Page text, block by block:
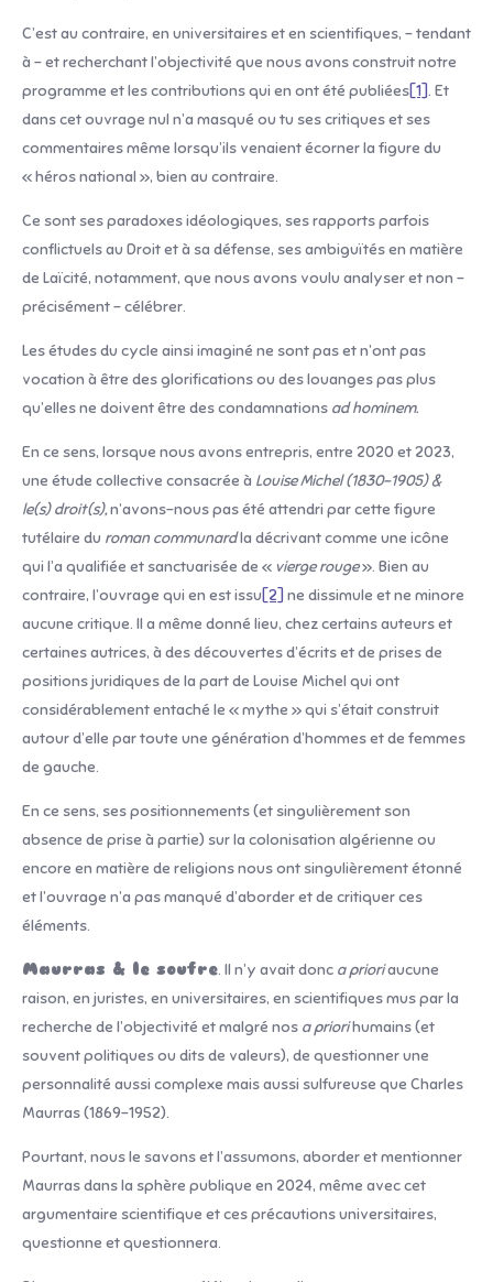
C’est au contraire, en universitaires et en scientifiques, – tendant
à – et recherchant l’objectivité que nous avons construit notre
programme et les contributions qui en ont été publiées[1]. Et
dans cet ouvrage nul n’a masqué ou tu ses critiques et ses
commentaires même lorsqu’ils venaient écorner la figure du
« héros national », bien au contraire.
Ce sont ses paradoxes idéologiques, ses rapports parfois
conflictuels au Droit et à sa défense, ses ambiguïtés en matière
de Laïcité, notamment, que nous avons voulu analyser et non –
précisément – célébrer.
Les études du cycle ainsi imaginé ne sont pas et n’ont pas
vocation à être des glorifications ou des louanges pas plus
qu’elles ne doivent être des condamnations ad hominem.
En ce sens, lorsque nous avons entrepris, entre 2020 et 2023,
une étude collective consacrée à Louise Michel (1830-1905) &
le(s) droit(s),n’avons-nous pas été attendri par cette figure
tutélaire du roman communardla décrivant comme une icône
qui l’a qualifiée et sanctuarisée de « vierge rouge». Bien au
contraire, l’ouvrage qui en est issu[2] ne dissimule et ne minore
aucune critique. Il a même donné lieu, chez certains auteurs et
certaines autrices, à des découvertes d’écrits et de prises de
positions juridiques de la part de Louise Michel qui ont
considérablement entaché le « mythe » qui s’était construit
autour d’elle par toute une génération d’hommes et de femmes
de gauche.
En ce sens, ses positionnements (et singulièrement son
absence de prise à partie) sur la colonisation algérienne ou
encore en matière de religions nous ont singulièrement étonné
et l’ouvrage n’a pas manqué d’aborder et de critiquer ces
éléments.
Maurras & le soufre. Il n’y avait donc a prioriaucune
raison, en juristes, en universitaires, en scientifiques mus par la
recherche de l’objectivité et malgré nos a priorihumains (et
souvent politiques ou dits de valeurs), de questionner une
personnalité aussi complexe mais aussi sulfureuse que Charles
Maurras (1869-1952).
Pourtant, nous le savons et l’assumons, aborder et mentionner
Maurras dans la sphère publique en 2024, même avec cet
argumentaire scientifique et ces précautions universitaires,
questionne et questionnera.